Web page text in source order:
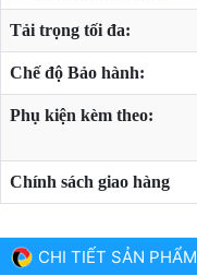
Tải trọng tối đa:
Chế độ Bảo hành:
Phụ kiện kèm theo:
Chính sách giao hàng
CHI TIẾT SẢN PHẨM